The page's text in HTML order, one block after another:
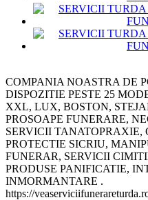
COMPANIA NOASTRA DE
DISPOZITIE PESTE 25
XXL, LUX, BOSTON,
PROSOAPE FUNERARE,
SERVICII TANATOPRAXIE,
PROTECTIE SICRIU,
FUNERAR, SERVICII
PRODUSE PANIFICATIE,
INMORMANTARE .
https://